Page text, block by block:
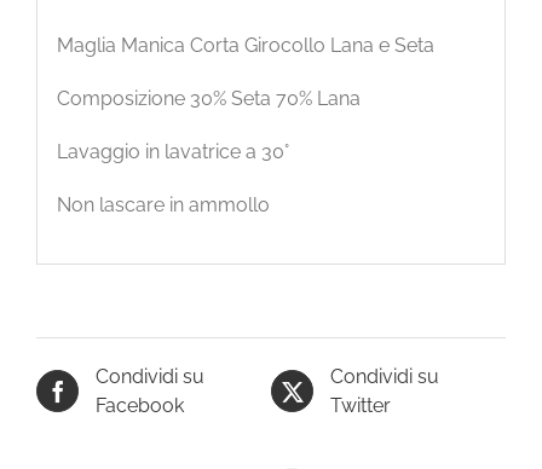
Maglia Manica Corta Girocollo Lana e Seta
Composizione 30% Seta 70% Lana
Lavaggio in lavatrice a 30°
Non lascare in ammollo
Condividi su
Facebook
Condividi su
Twitter